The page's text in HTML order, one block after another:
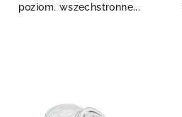
poziom. wszechstronne...